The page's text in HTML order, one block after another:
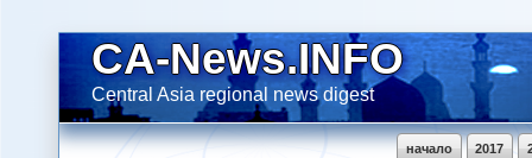
CA-News.INFO
Central Asia regional news digest
2017
начало